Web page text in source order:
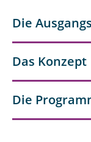
Die
Das Konzept
Die